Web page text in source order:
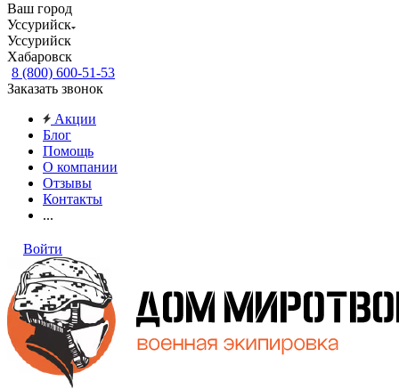
Ваш город
Уссурийск
Уссурийск
Хабаровск
8 (800) 600-51-53
Заказать звонок
Акции
Блог
Помощь
О компании
Отзывы
Контакты
...
Войти